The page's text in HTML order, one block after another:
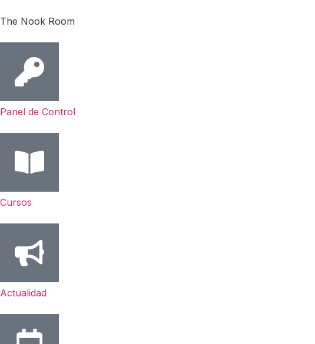
The Nook Room
Panel de Control
Cursos
Actualidad